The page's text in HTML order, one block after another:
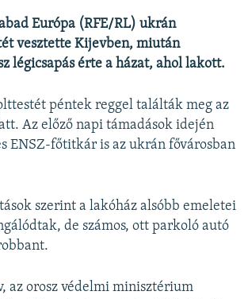
RL weboldal
Európa (RFE/RL) ukrán
vesztette Kijevben, miután
légicsapás érte a házat, ahol lakott.
péntek reggel találták meg az
Az előző napi támadások idején
ENSZ-főtitkár is az ukrán fővárosban
szerint a lakóház alsóbb emeletei
de számos, ott parkoló autó
az orosz védelmi minisztérium